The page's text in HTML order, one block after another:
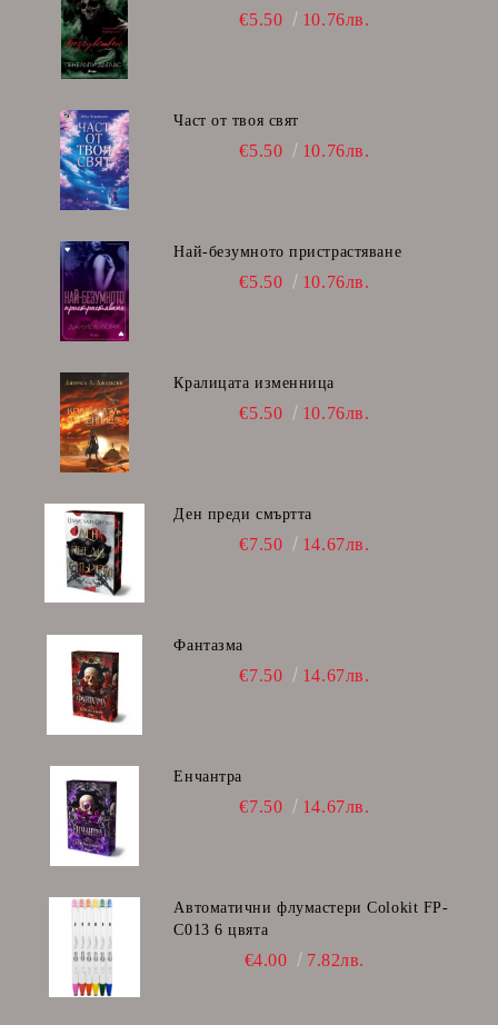
€5.50 10.76лв.
Част от твоя свят
€5.50 10.76лв.
Най-безумното пристрастяване
€5.50 10.76лв.
Кралицата изменница
€5.50 10.76лв.
Ден преди смъртта
€7.50 14.67лв.
Фантазма
€7.50 14.67лв.
Енчантра
€7.50 14.67лв.
Автоматични флумастери Colokit FP-
C013 6 цвята
€4.00 7.82лв.